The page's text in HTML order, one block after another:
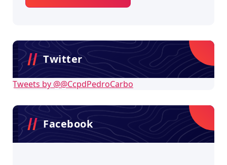
Twitter
Tweets by @@CcpdPedroCarbo
Facebook